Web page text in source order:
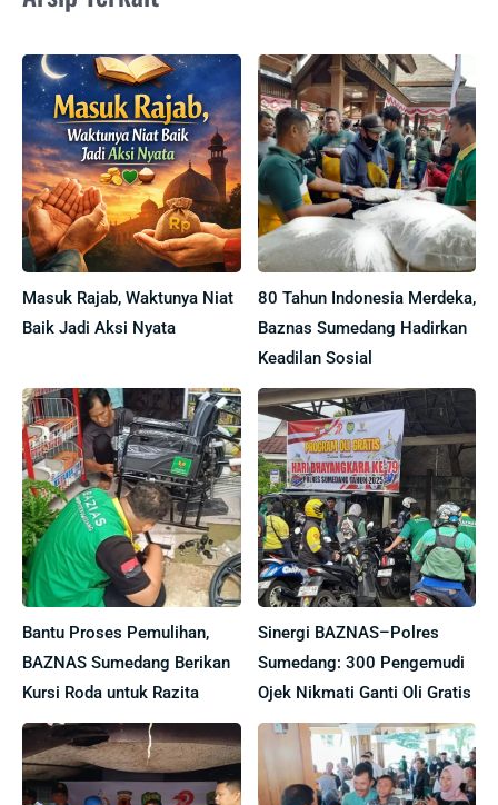
Masuk Rajab, Waktunya Niat
Baik Jadi Aksi Nyata
80 Tahun Indonesia Merdeka,
Baznas Sumedang Hadirkan
Keadilan Sosial
Bantu Proses Pemulihan,
BAZNAS Sumedang Berikan
Kursi Roda untuk Razita
Sinergi BAZNAS–Polres
Sumedang: 300 Pengemudi
Ojek Nikmati Ganti Oli Gratis